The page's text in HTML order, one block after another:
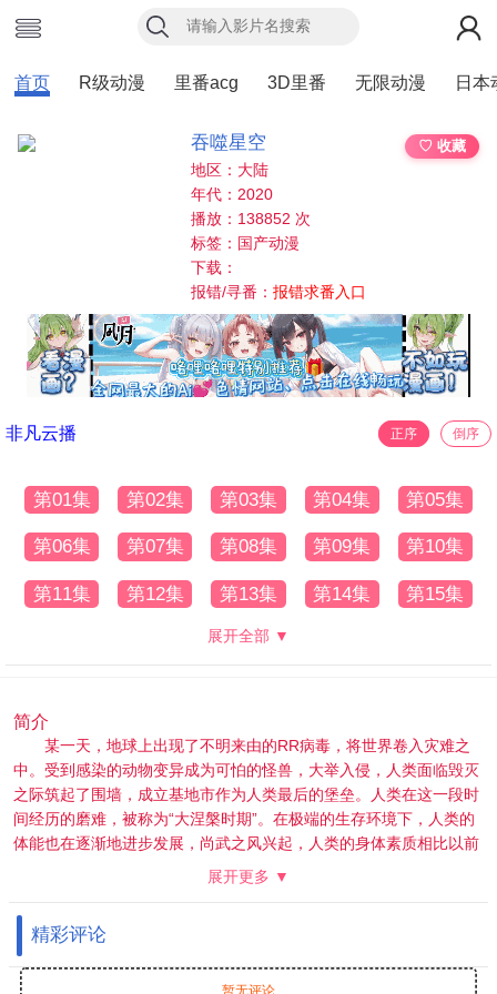
首页 R级动漫 里番acg 3D里番 无限动漫 日本
吞噬星空
♡ 收藏
地区：大陆
年代：2020
播放：138852 次
标签：国产动漫
下载：
报错/寻番：报错求番入口
非凡云播 正序 倒序
第01集 第02集 第03集 第04集 第05集
第06集 第07集 第08集 第09集 第10集
第11集 第12集 第13集 第14集 第15集
展开全部 ▼
简介
某一天，地球上出现了不明来由的RR病毒，将世界卷入灾难之
中。受到感染的动物变异成为可怕的怪兽，大举入侵，人类面临毁灭
之际筑起了围墙，成立基地市作为人类最后的堡垒。人类在这一段时
间经历的磨难，被称为“大涅槃时期”。在极端的生存环境下，人类的
体能也在逐渐地进步发展，尚武之风兴起，人类的身体素质相比以前
有了质的飞越。而这其中的佼佼者，被称为“武者”。 18岁的罗峰也梦
抉择，却不料怪兽的一次袭击影响了他的人生轨迹。在强大怪兽的威
胁之下，市内居民面临危险，军方却束手无策。唯有一名武者挺身而
出，保卫了基地市的安全。罗峰被武者的强大所感染，暗自立下成为
武者以保护所爱之人的决心。这是一切的开始，罗峰武者之路的起
展开更多 ▼
精彩评论